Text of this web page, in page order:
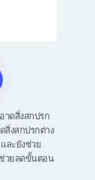
าดสิ่งสกปรก
สิ่งสกปรกต่าง
ละยังช่วย
วยลดขั้นตอน